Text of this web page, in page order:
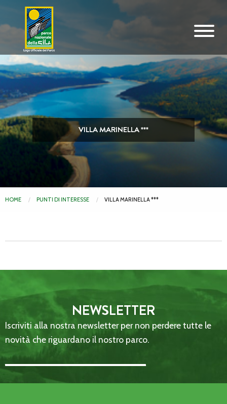
Vai al contenuto principale
VILLA MARINELLA ***
HOME PUNTI DI INTERESSE CORRENTE:
VILLA MARINELLA ***
NEWSLETTER
Iscriviti alla nostra newsletter per non perdere tutte le
novità che riguardano il nostro parco.
Email Address::: (required)